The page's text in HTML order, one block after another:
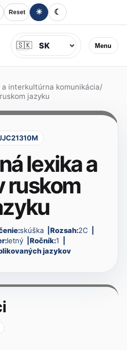
Reset ☀ ☾
Menu
Jazyk
🇸🇰
a interkultúrna komunikácia/
jazyku
lexika a
ruskom
skúška Rozsah:2C
letný Ročník:1
jazykov